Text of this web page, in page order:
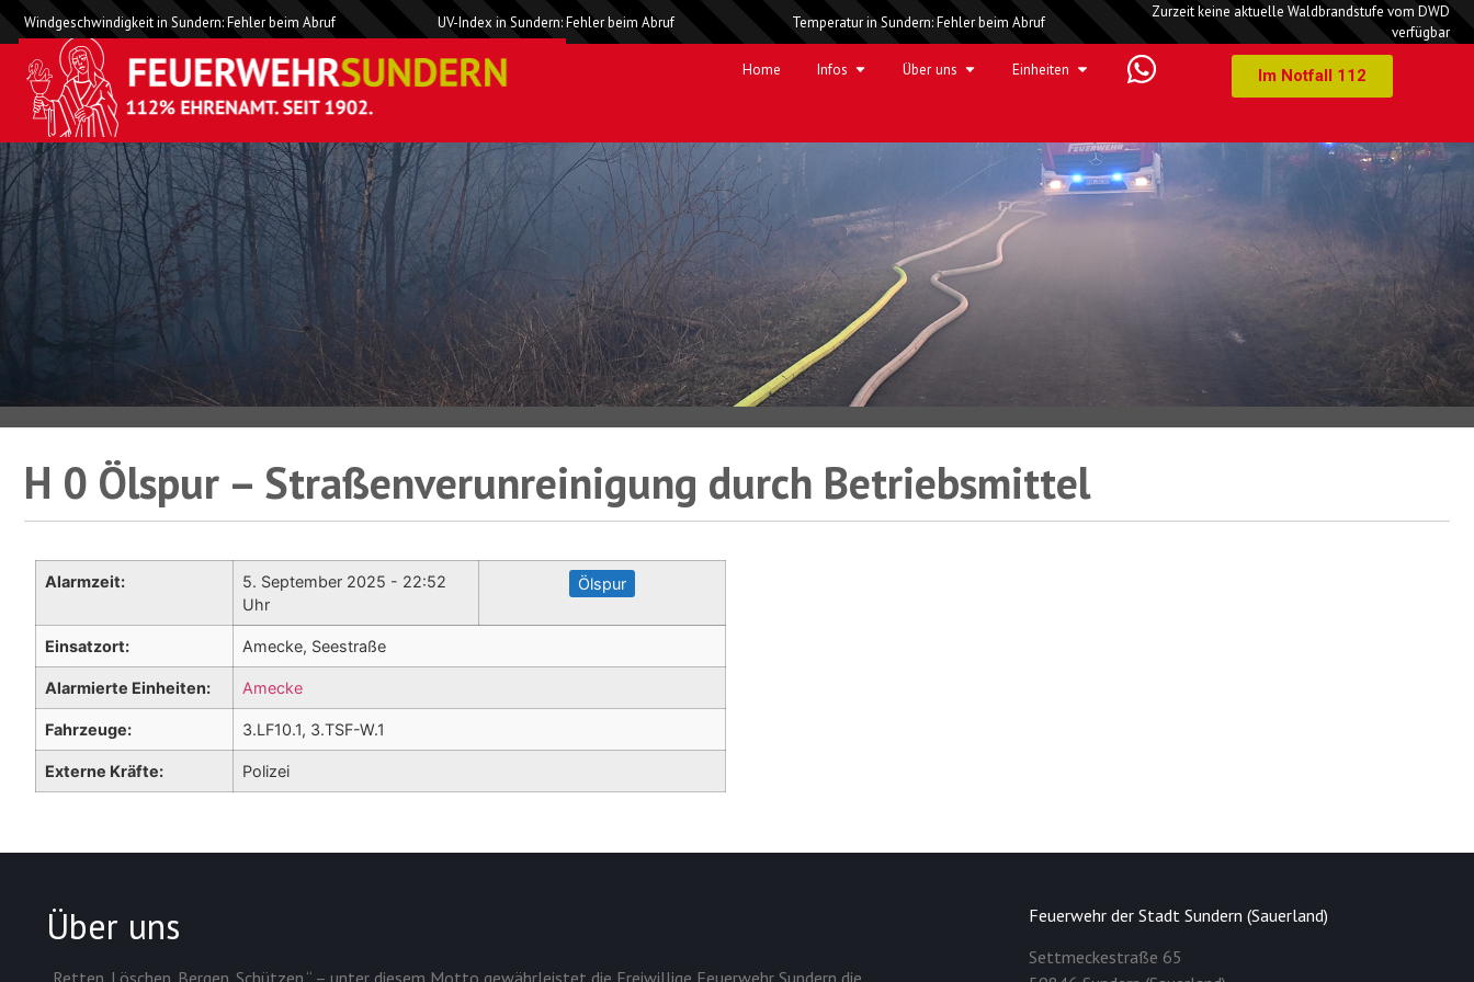
Windgeschwindigkeit in Sundern: Fehler beim Abruf UV-Index in Sundern: Fehler beim Abruf Temperatur in Sundern: Fehler beim Abruf
Zurzeit keine aktuelle Waldbrandstufe vom DWD
verfügbar
Home Infos Über uns Einheiten Im Notfall 112
H 0 Ölspur – Straßenverunreinigung durch Betriebsmittel
Alarmzeit:
5. September 2025 - 22:52
Uhr
Ölspur
Einsatzort: Amecke, Seestraße
Alarmierte Einheiten: Amecke
Fahrzeuge: 3.LF10.1, 3.TSF-W.1
Externe Kräfte: Polizei
Über uns
„Retten. Löschen. Bergen. Schützen.“ – unter diesem Motto gewährleistet die Freiwillige Feuerwehr Sundern die
Feuerwehr der Stadt Sundern (Sauerland)
Settmeckestraße 65